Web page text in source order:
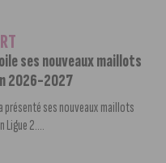
ses nouveaux maillots
2026-2027
présenté ses nouveaux maillots
Ligue 2....